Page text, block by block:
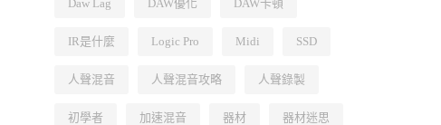
Daw Lag DAW優化 DAW卡頓
IR是什麼 Logic Pro Midi SSD
人聲混音 人聲混音攻略 人聲錄製
初學者 加速混音 器材 器材迷思